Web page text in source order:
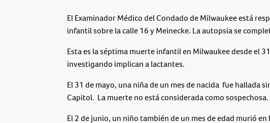
El Examinador Médico del Condado de Milwaukee está
infantil sobre la calle 16 y Meinecke. La autopsia se
Esta es la séptima muerte infantil en Milwaukee desde el
investigando implican a lactantes.
El 31 de mayo, una niña de un mes de nacida fue hallada
Capitol. La muerte no está considerada como sospechosa.
El 2 de junio, un niño también de un mes de edad murió en